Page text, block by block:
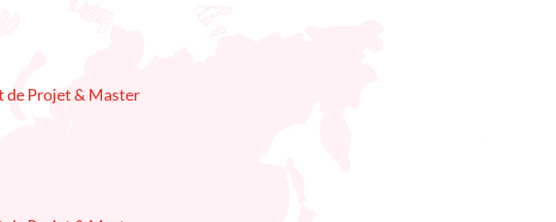
de Projet & Master